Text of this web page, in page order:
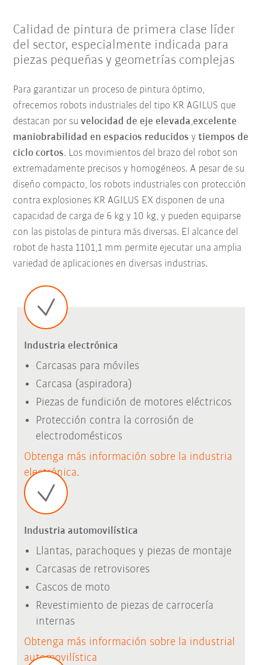
Calidad de pintura de primera clase líder
del sector, especialmente indicada para
piezas pequeñas y geometrías complejas
Para garantizar un proceso de pintura óptimo,
ofrecemos robots industriales del tipo KR AGILUS que
destacan por suvelocidad de eje elevada,excelente
maniobrabilidad en espacios reducidos ytiempos de
ciclo cortos. Los movimientos del brazo del robot son
extremadamente precisos y homogéneos. A pesar de su
diseño compacto, los robots industriales con protección
contra explosiones KR AGILUS EX disponen de una
capacidad de carga de 6 kg y 10 kg, y pueden equiparse
con las pistolas de pintura más diversas. El alcance del
robot de hasta 1101,1 mm permite ejecutar una amplia
variedad de aplicaciones en diversas industrias.
Industria electrónica
Carcasas para móviles
Carcasa (aspiradora)
Piezas de fundición de motores eléctricos
Protección contra la corrosión de
electrodomésticos
Obtenga más información sobre la industria
electrónica.
Industria automovilística
Llantas, parachoques y piezas de montaje
Carcasas de retrovisores
Cascos de moto
Revestimiento de piezas de carrocería
internas
Obtenga más información sobre la industrial
automovilística